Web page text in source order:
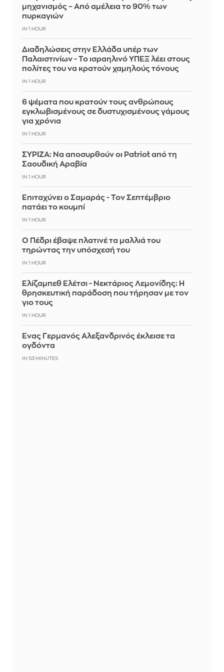
μηχανισμός – Από αμέλεια το 90% των
πυρκαγιών
IN 1 HOUR
Διαδηλώσεις στην Ελλάδα υπέρ των
Παλαιστινίων - Το ισραηλινό ΥΠΕΞ λέει στους
πολίτες του να κρατούν χαμηλούς τόνους
IN 1 HOUR
6 ψέματα που κρατούν τους ανθρώπους
εγκλωβισμένους σε δυστυχισμένους γάμους
για χρόνια
IN 1 HOUR
ΣΥΡΙΖΑ: Να αποσυρθούν οι Patriot από τη
Σαουδική Αραβία
IN 1 HOUR
Επιταχύνει ο Σαμαράς - Τον Σεπτέμβριο
πατάει το κουμπί
IN 1 HOUR
Ο Πέδρι έβαψε πλατινέ τα μαλλιά του
τηρώντας την υπόσχεσή του
IN 1 HOUR
Ελίζαμπεθ Ελέτσι - Νεκτάριος Λεμονίδης: Η
θρησκευτική παράδοση που τήρησαν με τον
γιο τους
IN 1 HOUR
Ένας Γερμανός Αλεξανδρινός έκλεισε τα
ογδόντα
IN 53 MINUTES